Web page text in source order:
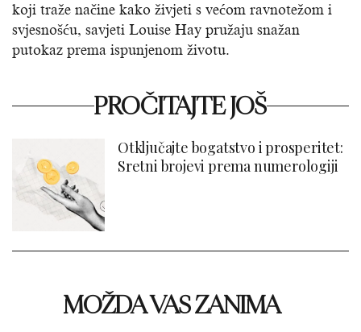
koji traže načine kako živjeti s većom ravnotežom i
svjesnošću, savjeti Louise Hay pružaju snažan
putokaz prema ispunjenom životu.
PROČITAJTE JOŠ
Otključajte bogatstvo i prosperitet:
Sretni brojevi prema numerologiji
MOŽDA VAS ZANIMA